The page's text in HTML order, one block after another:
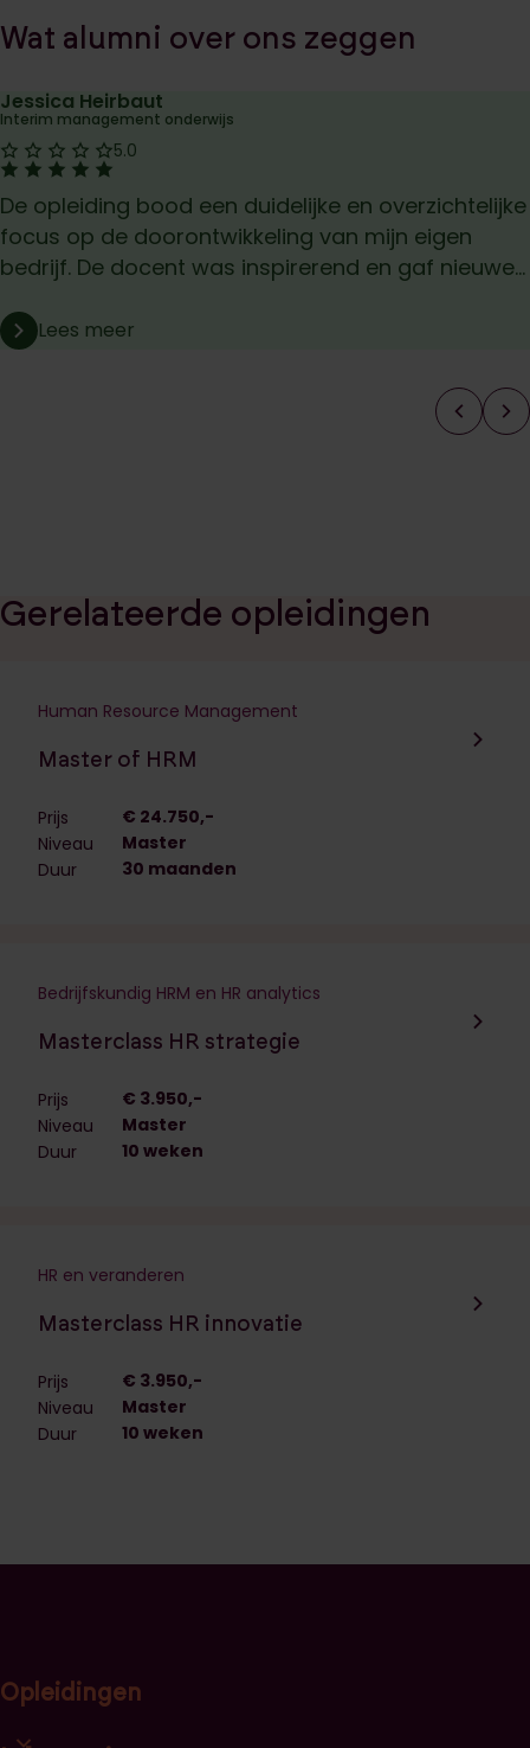
Wat alumni over on s zeggen
Jessica Heirbaut
Interim management onderwijs
Score: 5.0 5.0
De opleiding bood een duidelijke en overzichtelijke
focus op de doorontwikkeling van mijn eigen
bedrijf. De docent was inspirerend en gaf nieuwe...
Lees meer
Gerelateerde opleidingen
Human Resource Management
Master of HRM
Prijs
€ 24.750,-
Niveau
Master
Duur
30 maanden
Bedrijfskundig HRM en HR analytics
Masterclass HR strategie
Prijs
€ 3.950,-
Niveau
Master
Duur
10 weken
HR en veranderen
Masterclass HR innovatie
Prijs
€ 3.950,-
Niveau
Master
Duur
10 weken
Opleidingen
Open opleidingscategorieën link lijst